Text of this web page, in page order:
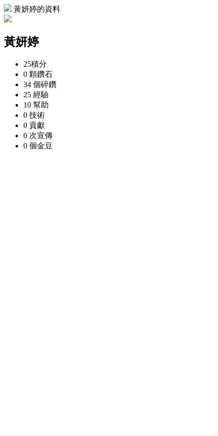
黃妍婷的資料
黃妍婷
25積分
0 顆鑽石
34 個碎鑽
25 經驗
10 幫助
0 技術
0 貢獻
0 次宣傳
0 個金豆